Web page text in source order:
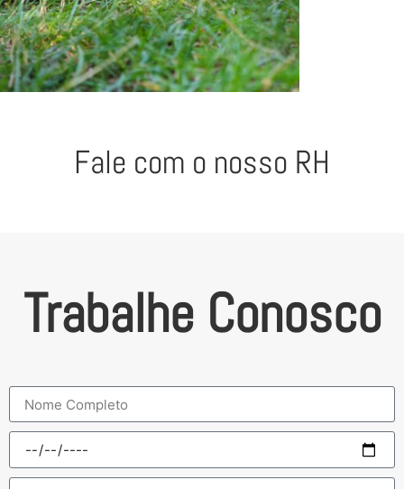
Fale com o nosso RH
Trabalhe Conosco